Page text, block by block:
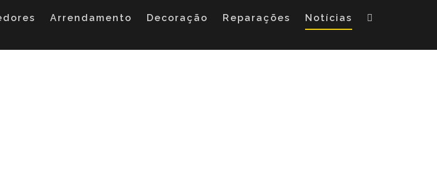
Arrendamento Decoração Reparações Notícias